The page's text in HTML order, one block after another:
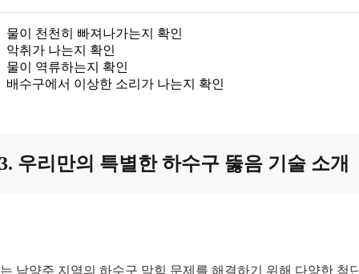
물이 천천히 빠져나가는지 확인
악취가 나는지 확인
물이 역류하는지 확인
배수구에서 이상한 소리가 나는지 확인
우리만의 특별한 하수구 뚫음 기술 소개
남양주 지역의 하수구 막힘 문제를 해결하기 위해 다양한 첨